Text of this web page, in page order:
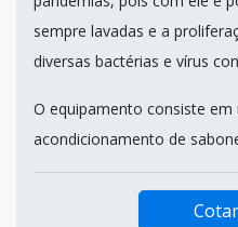
sempre lavadas e a
diversas bactérias e vírus
O equipamento consiste em
acondicionamento de